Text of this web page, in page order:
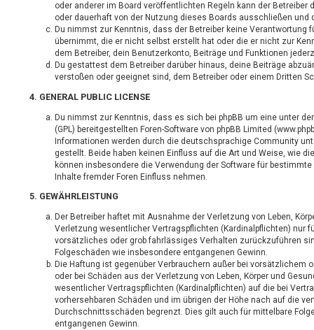
oder anderer im Board veröffentlichten Regeln kann der Betreiber
oder dauerhaft von der Nutzung dieses Boards ausschließen und
Du nimmst zur Kenntnis, dass der Betreiber keine Verantwortung
übernimmt, die er nicht selbst erstellt hat oder die er nicht zur
dem Betreiber, dein Benutzerkonto, Beiträge und Funktionen
Du gestattest dem Betreiber darüber hinaus, deine Beiträge
verstoßen oder geeignet sind, dem Betreiber oder einem Dritten
4. GENERAL PUBLIC LICENSE
Du nimmst zur Kenntnis, dass es sich bei phpBB um eine unter der
(GPL) bereitgestellten Foren-Software von phpBB Limited
Informationen werden durch die deutschsprachige Community
gestellt. Beide haben keinen Einfluss auf die Art und Weise, wie
können insbesondere die Verwendung der Software für
Inhalte fremder Foren Einfluss nehmen.
5. GEWÄHRLEISTUNG
Der Betreiber haftet mit Ausnahme der Verletzung von Leben,
Verletzung wesentlicher Vertragspflichten (Kardinalpflichten) nur
vorsätzliches oder grob fahrlässiges Verhalten zurückzuführen
Folgeschäden wie insbesondere entgangenen Gewinn.
Die Haftung ist gegenüber Verbrauchern außer bei vorsätzlichem
oder bei Schäden aus der Verletzung von Leben, Körper und
wesentlicher Vertragspflichten (Kardinalpflichten) auf die bei
vorhersehbaren Schäden und im übrigen der Höhe nach auf die
Durchschnittsschäden begrenzt. Dies gilt auch für mittelbare
entgangenen Gewinn.